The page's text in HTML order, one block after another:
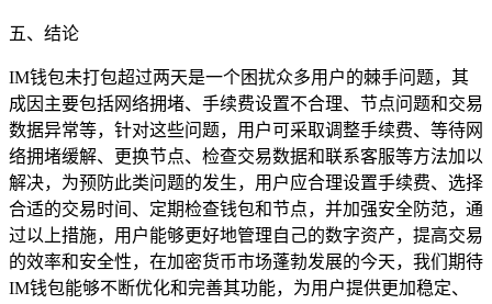
五、结论
IM钱包未打包超过两天是一个困扰众多用户的棘手问题，其
成因主要包括网络拥堵、手续费设置不合理、节点问题和交易
数据异常等，针对这些问题，用户可采取调整手续费、等待网
络拥堵缓解、更换节点、检查交易数据和联系客服等方法加以
解决，为预防此类问题的发生，用户应合理设置手续费、选择
合适的交易时间、定期检查钱包和节点，并加强安全防范，通
过以上措施，用户能够更好地管理自己的数字资产，提高交易
的效率和安全性，在加密货币市场蓬勃发展的今天，我们期待
IM钱包能够不断优化和完善其功能，为用户提供更加稳定、